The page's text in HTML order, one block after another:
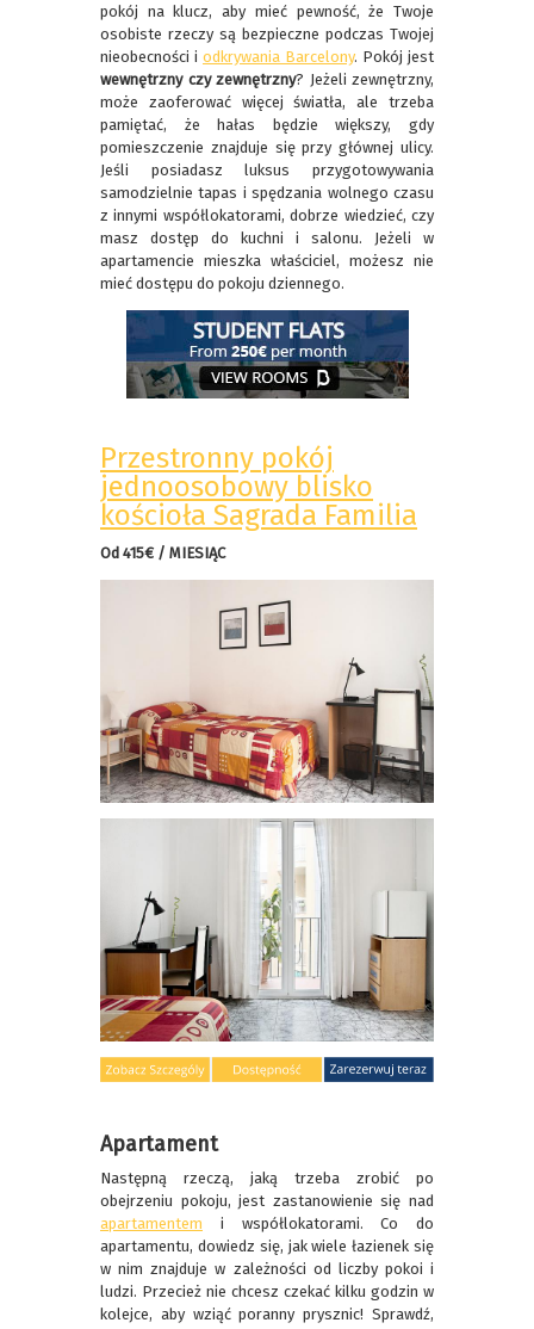
pokój na klucz, aby mieć pewność, że Twoje
osobiste rzeczy są bezpieczne podczas Twojej
nieobecności i odkrywania Barcelony. Pokój jest
wewnętrzny czy zewnętrzny? Jeżeli zewnętrzny,
może zaoferować więcej światła, ale trzeba
pamiętać, że hałas będzie większy, gdy
pomieszczenie znajduje się przy głównej ulicy.
Jeśli posiadasz luksus przygotowywania
samodzielnie tapas i spędzania wolnego czasu
z innymi współlokatorami, dobrze wiedzieć, czy
masz dostęp do kuchni i salonu. Jeżeli w
apartamencie mieszka właściciel, możesz nie
mieć dostępu do pokoju dziennego.
Przestronny pokój
jednoosobowy blisko
kościoła Sagrada Familia
Od 415€ / MIESIĄC
Apartament
Następną rzeczą, jaką trzeba zrobić po
obejrzeniu pokoju, jest zastanowienie się nad
apartamentem i współlokatorami. Co do
apartamentu, dowiedz się, jak wiele łazienek się
w nim znajduje w zależności od liczby pokoi i
ludzi. Przecież nie chcesz czekać kilku godzin w
kolejce, aby wziąć poranny prysznic! Sprawdź,